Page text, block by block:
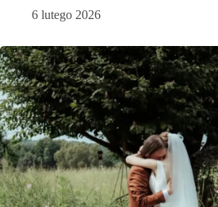
6 lutego 2026